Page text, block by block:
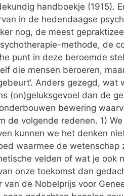
handboekje (1915).
in de hedendaagse
nog, de meest
methode, de
punt in deze beroemde
die mensen beroeren,
Anders gezegd, wat
(on)geluksgevoel dan de
bewering
de volgende redenen. 1)
kunnen we het denken
waarmee de wetenschap
velden of wat je ook
onze toekomst dan
de Nobelprijs voor